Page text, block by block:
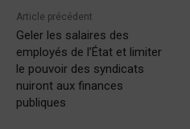
Article précédent
Geler les salaires des
employés de l’État et limiter
le pouvoir des syndicats
nuiront aux finances
publiques